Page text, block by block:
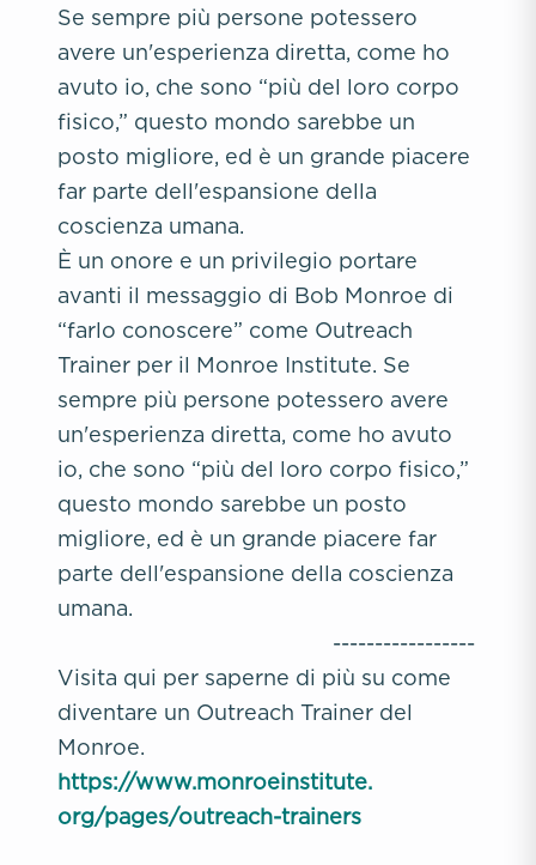
Se sempre più persone potessero
avere un'esperienza diretta, come ho
avuto io, che sono “più del loro corpo
fisico,” questo mondo sarebbe un
posto migliore, ed è un grande piacere
far parte dell'espansione della
coscienza umana.
È un onore e un privilegio portare
avanti il messaggio di Bob Monroe di
“farlo conoscere” come Outreach
Trainer per il Monroe Institute. Se
sempre più persone potessero avere
un'esperienza diretta, come ho avuto
io, che sono “più del loro corpo fisico,”
questo mondo sarebbe un posto
migliore, ed è un grande piacere far
parte dell'espansione della coscienza
umana.
-----------------
Visita qui per saperne di più su come
diventare un Outreach Trainer del
Monroe.
https://www.monroeinstitute.
org/pages/outreach-trainers